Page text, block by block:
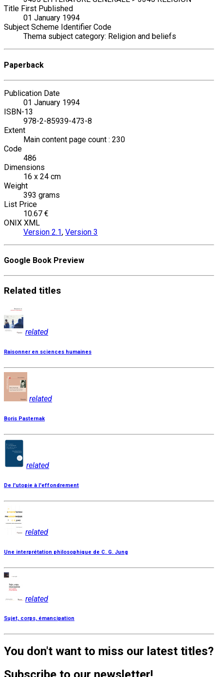
Title First Published
01 January 1994
Subject Scheme Identifier Code
Thema subject category: Religion and beliefs
Paperback
Publication Date
01 January 1994
ISBN-13
978-2-85939-473-8
Extent
Main content page count : 230
Code
486
Dimensions
16 x 24 cm
Weight
393 grams
List Price
10.67 €
ONIX XML
Version 2.1, Version 3
Google Book Preview
Related titles
related
Raisonner en sciences humaines
related
Boris Pasternak
related
De l'utopie à l'effondrement
related
Une interprétation philosophique de C. G. Jung
related
Sujet, corps, émancipation
You don't want to miss our latest titles?